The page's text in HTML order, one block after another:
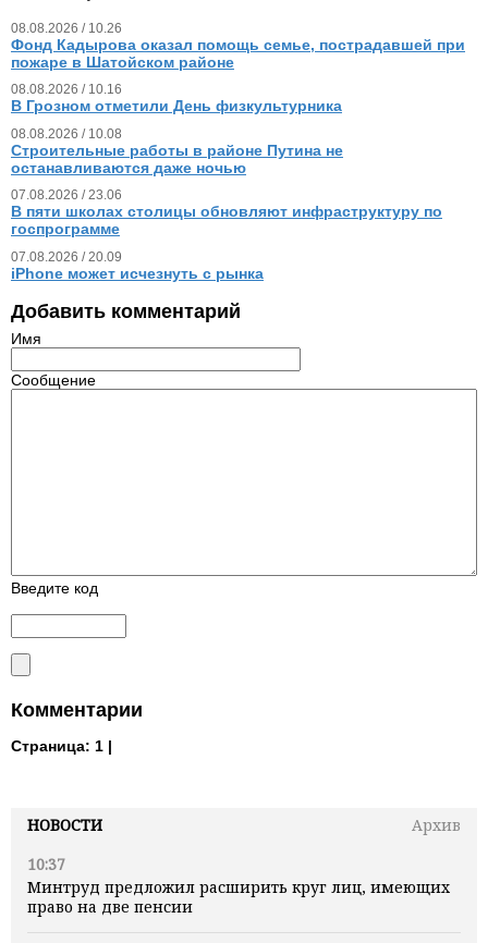
НОВОСТИ
Архив
10:37
Минтруд предложил расширить круг лиц, имеющих
право на две пенсии
08.08.2026 / 10.26
Фонд Кадырова оказал помощь семье, пострадавшей при
пожаре в Шатойском районе
08.08.2026 / 10.16
В Грозном отметили День физкультурника
08.08.2026 / 10.08
Строительные работы в районе Путина не
останавливаются даже ночью
07.08.2026 / 23.06
В пяти школах столицы обновляют инфраструктуру по
госпрограмме
07.08.2026 / 20.09
iPhone может исчезнуть с рынка
Добавить комментарий
Имя
Сообщение
Введите код
Комментарии
Страница: 1 |